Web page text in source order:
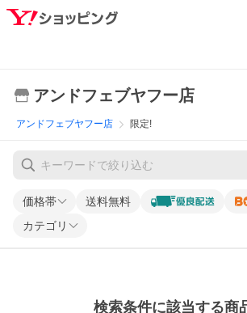
アンドフェブヤフー店
アンドフェブヤフー店 限定!
価格帯 送料無料
カテゴリ
検索条件に該当する商